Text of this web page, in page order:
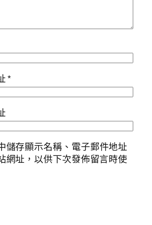
*
儲存顯示名稱、電子郵件地址
網址，以供下次發佈留言時使